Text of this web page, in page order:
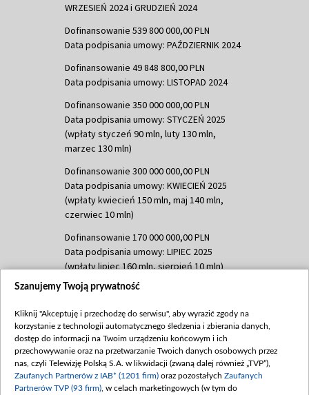
WRZESIEŃ 2024 i GRUDZIEŃ 2024
Dofinansowanie 539 800 000,00 PLN
Data podpisania umowy: PAŹDZIERNIK 2024
Dofinansowanie 49 848 800,00 PLN
Data podpisania umowy: LISTOPAD 2024
Dofinansowanie 350 000 000,00 PLN
Data podpisania umowy: STYCZEŃ 2025
(wpłaty styczeń 90 mln, luty 130 mln,
marzec 130 mln)
Dofinansowanie 300 000 000,00 PLN
Data podpisania umowy: KWIECIEŃ 2025
(wpłaty kwiecień 150 mln, maj 140 mln,
czerwiec 10 mln)
Dofinansowanie 170 000 000,00 PLN
Data podpisania umowy: LIPIEC 2025
(wpłaty lipiec 160 mln, sierpień 10 mln)
Dofinansowanie 60 000 000,00 PLN
(wpłata wrzesień 60 mln)
Dofinansowanie 635 783 051,21 PLN
Data podpisania umowy: WRZESIEŃ 2025
(wpłata wrzesień 100 mln, październik 350
mln, listopad 265 mln)
Szanujemy Twoją prywatność
Kliknij "Akceptuję i przechodzę do serwisu", aby wyrazić zgody na
korzystanie z technologii automatycznego śledzenia i zbierania danych,
dostęp do informacji na Twoim urządzeniu końcowym i ich
przechowywanie oraz na przetwarzanie Twoich danych osobowych przez
nas, czyli Telewizję Polską S.A. w likwidacji (zwaną dalej również „TVP”),
Zaufanych Partnerów z IAB* (1201 firm) oraz pozostałych Zaufanych
Partnerów TVP (93 firm) , w celach marketingowych (w tym do